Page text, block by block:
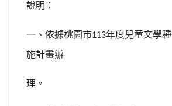
說明：
一、依據桃園市113年度兒童文學
施計畫辦
理。